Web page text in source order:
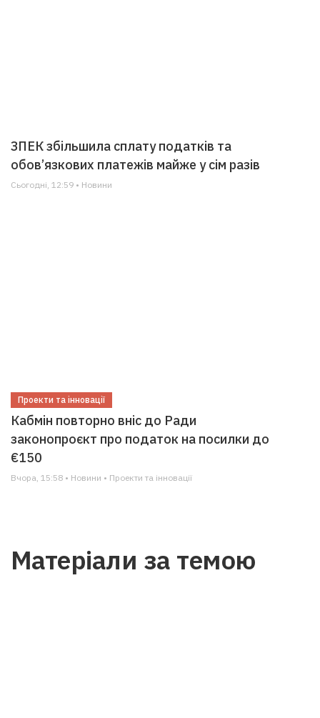
ЗПЕК збільшила сплату податків та
обов’язкових платежів майже у сім разів
Сьогодні, 12:59 • Новини
Проекти та інновації
Кабмін повторно вніс до Ради
законопроєкт про податок на посилки до
€150
Вчора, 15:58 • Новини • Проекти та інновації
Матеріали за темою